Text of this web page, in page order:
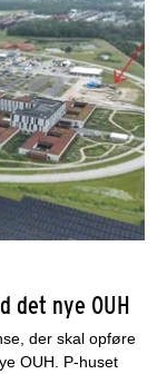
det nye OUH
der skal opføre
OUH. P-huset